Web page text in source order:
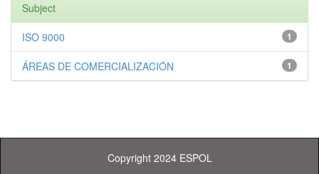
Subject
1
ISO 9000
1
ÁREAS DE COMERCIALIZACIÓN
Copyright 2024 ESPOL